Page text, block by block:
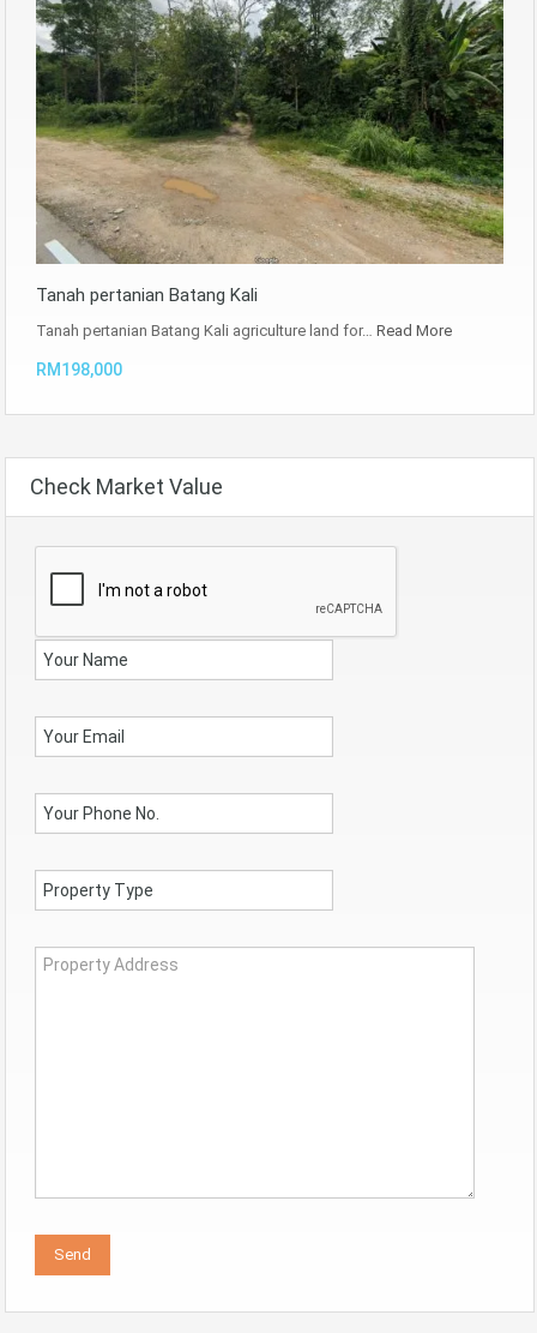
Tanah pertanian Batang Kali
Tanah pertanian Batang Kali agriculture land for… Read More
RM198,000
Check Market Value